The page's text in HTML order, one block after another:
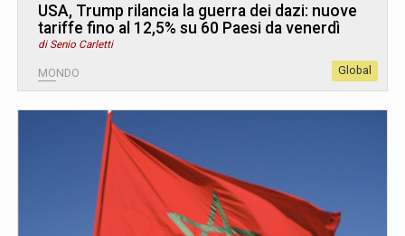
USA, Trump rilancia la guerra dei dazi: nuove
tariffe fino al 12,5% su 60 Paesi da venerdì
di Senio Carletti
MONDO Global